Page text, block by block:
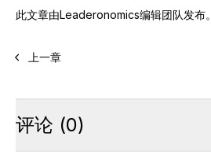
此文章由Leaderonomics编辑团队发布。
上一章
评论 (0)